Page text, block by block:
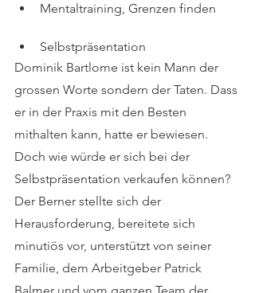
Mentaltraining, Grenzen finden
Selbstpräsentation
Dominik Bartlome ist kein Mann der
grossen Worte sondern der Taten. Dass
er in der Praxis mit den Besten
mithalten kann, hatte er bewiesen.
Doch wie würde er sich bei der
Selbstpräsentation verkaufen können?
Der Berner stellte sich der
Herausforderung, bereitete sich
minutiös vor, unterstützt von seiner
Familie, dem Arbeitgeber Patrick